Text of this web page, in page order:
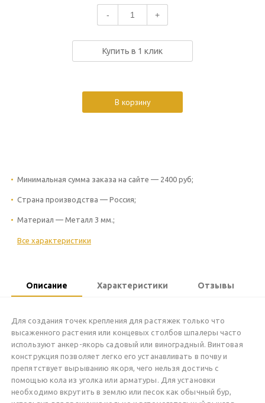
- +
Купить в 1 клик
В корзину
Минимальная сумма заказа на сайте — 2400 руб;
Страна производства — Россия;
Материал — Металл 3 мм.;
Все характеристики
Описание Характеристики Отзывы
Для создания точек крепления для растяжек только что
высаженного растения или концевых столбов шпалеры часто
используют анкер-якорь садовый или виноградный. Винтовая
конструкция позволяет легко его устанавливать в почву и
препятствует вырыванию якоря, чего нельзя достичь с
помощью кола из уголка или арматуры. Для установки
необходимо вкрутить в землю или песок как обычный бур,